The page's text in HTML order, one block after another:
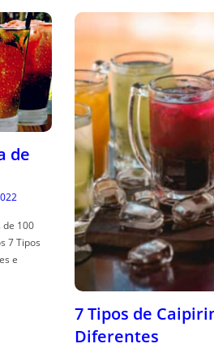
de
de 100
7 Tipos
e
7 Tipos de
Diferentes